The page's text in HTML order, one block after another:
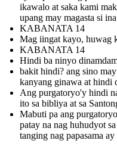
ikawalo at saka kami
upang may magasta si
KABANATA 14
Mag iingat kayo, huwag
KABANATA 14
Hindi ba ninyo
bakit hindi? ang sino
kanyang ginawa at hindi
Ang purgatoryo'y hindi
ito sa bibliya at sa
Mabuti pa ang
patay na nag huhudyot
tanging nag papasama